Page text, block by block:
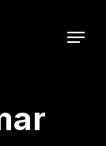
Menu